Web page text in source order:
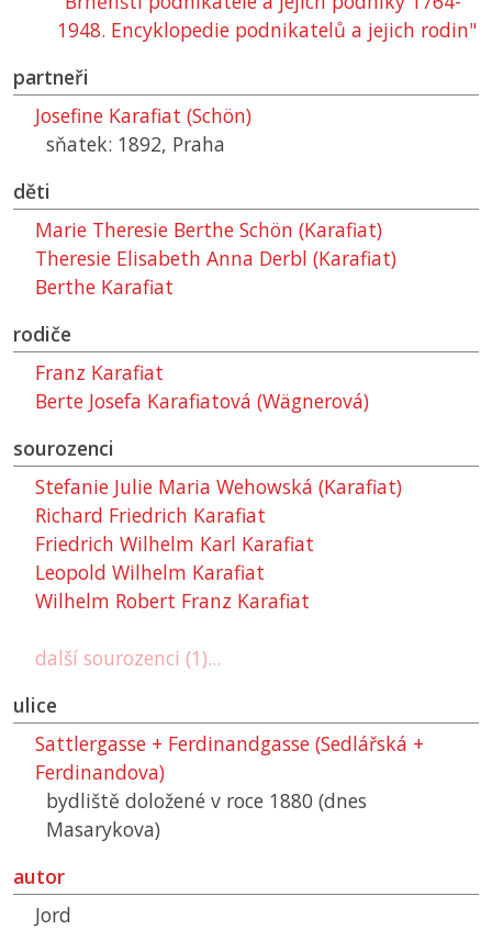
1948. Encyklopedie podnikatelů a jejich rodin"
partneři
Josefine Karafiat (Schön)
sňatek: 1892, Praha
děti
Marie Theresie Berthe Schön (Karafiat)
Theresie Elisabeth Anna Derbl (Karafiat)
Berthe Karafiat
rodiče
Franz Karafiat
Berte Josefa Karafiatová (Wägnerová)
sourozenci
Stefanie Julie Maria Wehowská (Karafiat)
Richard Friedrich Karafiat
Friedrich Wilhelm Karl Karafiat
Leopold Wilhelm Karafiat
Wilhelm Robert Franz Karafiat
další sourozenci (1)...
ulice
Sattlergasse + Ferdinandgasse (Sedlářská +
Ferdinandova)
bydliště doložené v roce 1880 (dnes
Masarykova)
autor
Jord